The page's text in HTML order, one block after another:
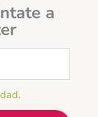
a
.